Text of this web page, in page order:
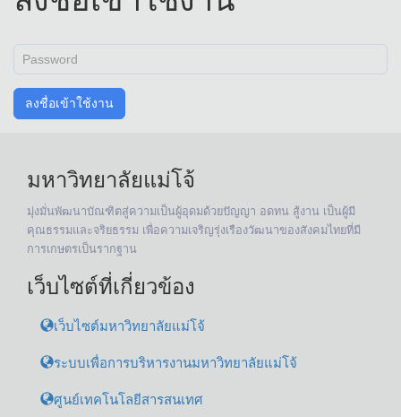
มหาวิทยาลัยแม่โจ้
มุ่งมั่นพัฒนาบัณฑิตสู่ความเป็นผู้อุดมด้วยปัญญา อดทน สู้งาน เป็นผู้มี
คุณธรรมและจริยธรรม เพื่อความเจริญรุ่งเรืองวัฒนาของสังคมไทยที่มี
การเกษตรเป็นรากฐาน
เว็บไซต์ที่เกี่ยวข้อง
เว็บไซต์มหาวิทยาลัยแม่โจ้
ระบบเพื่อการบริหารงานมหาวิทยาลัยแม่โจ้
ศูนย์เทคโนโลยีสารสนเทศ